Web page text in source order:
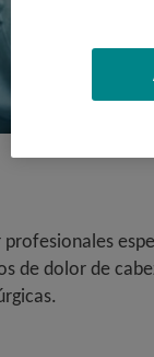
de dolor de